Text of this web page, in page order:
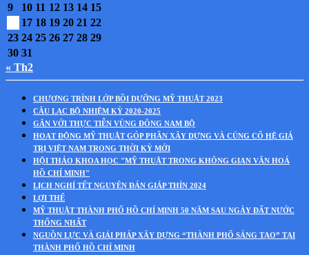
9
10 11 12 13 14 15
17 18 19 20 21 22
23 24 25 26 27 28 29
30 31
« Th2
CHƯƠNG TRÌNH LỚP BỒI DƯỠNG MỸ THUẬT 2023
CÂU LẠC BỘ NHIỆM KỲ 2020-2025
GẮN VỚI THỰC TIỄN VÙNG ĐÔNG NAM BỘ
HOẠT ĐỘNG MỸ THUẬT GÓP PHẦN XÂY DỰNG VÀ CỦNG CỐ HỆ GIÁ
TRỊ VIỆT NAM TRONG THỜI KỲ MỚI
HỘI THẢO KHOA HỌC "MỸ THUẬT TRONG KHÔNG GIAN VĂN HOÁ
HỒ CHÍ MINH"
LỊCH NGHỈ TẾT NGUYÊN ĐÁN GIÁP THÌN 2024
LỢI THẾ
MỸ THUẬT THÀNH PHỐ HỒ CHÍ MINH 50 NĂM SAU NGÀY ĐẤT NƯỚC
THỐNG NHẤT
NGUỒN LỰC VÀ GIẢI PHÁP XÂY DỰNG “THÀNH PHỐ SÁNG TẠO” TẠI
THÀNH PHỐ HỒ CHÍ MINH